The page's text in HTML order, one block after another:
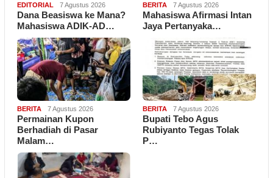
EDITORIAL 7 Agustus 2026
Dana Beasiswa ke Mana?
Mahasiswa ADIK-AD…
BERITA 7 Agustus 2026
Mahasiswa Afirmasi Intan
Jaya Pertanyaka…
BERITA 7 Agustus 2026
Permainan Kupon
Berhadiah di Pasar
Malam…
BERITA 7 Agustus 2026
Bupati Tebo Agus
Rubiyanto Tegas Tolak
P…